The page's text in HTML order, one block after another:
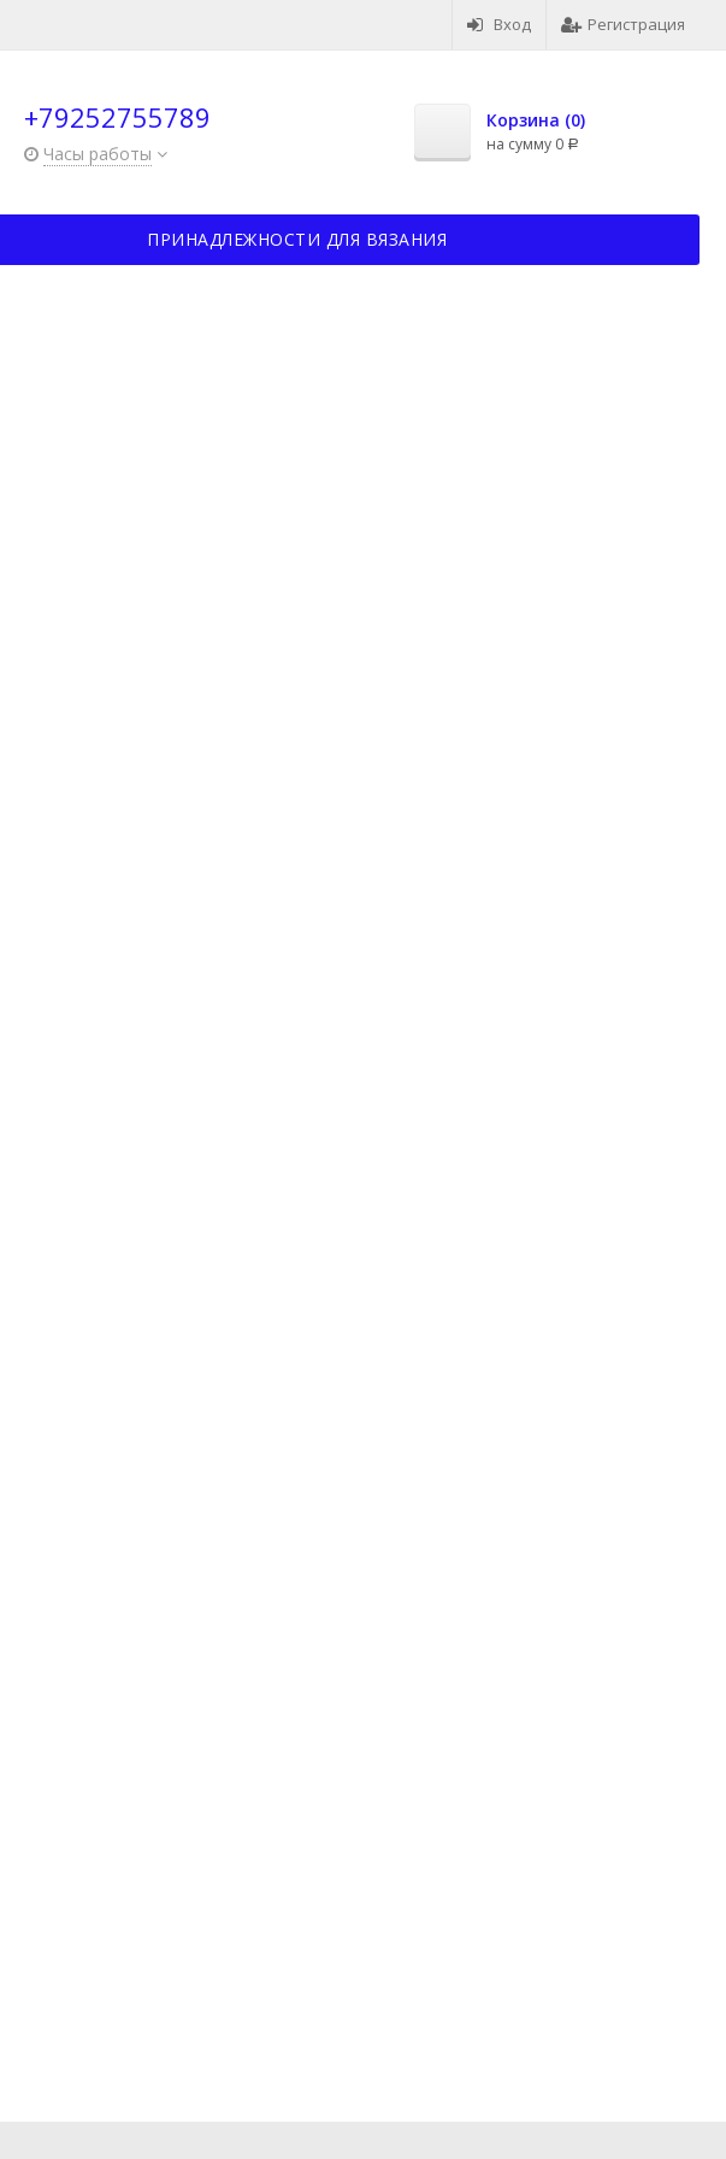
Вход Регистрация
+79252755789
Часы работы
Корзина (0)
на сумму 0 Р
ПРИНАДЛЕЖНОСТИ ДЛЯ ВЯЗАНИЯ